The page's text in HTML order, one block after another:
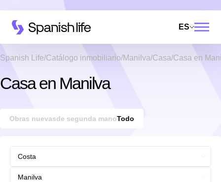
ES
Spanish Life Catálogo inmobiliario Manilva Casa Casa en
Casa en Manilva
Obras nuevasde segunda manoTodo